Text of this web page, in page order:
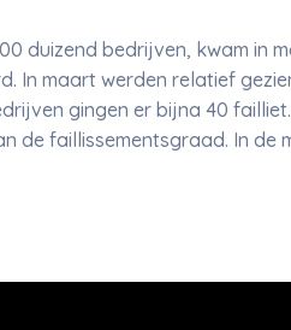
duizend bedrijven, kwam in
In maart werden relatief
gingen er bijna 40
de faillissementsgraad. In de